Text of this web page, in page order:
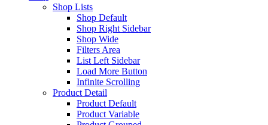
Shop Lists
Shop Default
Shop Right Sidebar
Shop Wide
Filters Area
List Left Sidebar
Load More Button
Infinite Scrolling
Product Detail
Product Default
Product Variable